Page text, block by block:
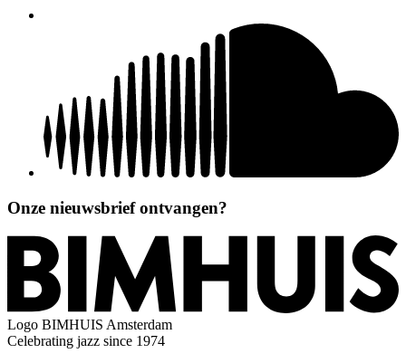
Onze nieuwsbrief ontvangen?
Logo BIMHUIS Amsterdam
Celebrating jazz since 1974